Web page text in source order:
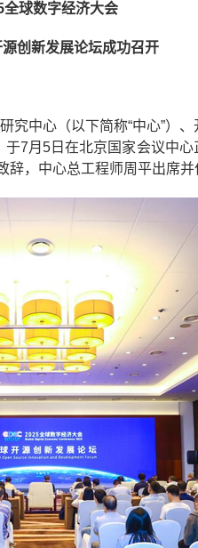
全球数字经济大会
创新发展论坛成功召开
中心（以下简称“中心”）
7月5日在北京国家会议中
，中心总工程师周平出席并